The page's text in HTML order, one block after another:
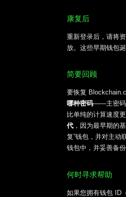
康复后
重新登录后，请将
放。这些早期钱包
简要回顾
要恢复
哪种密码——主密码
比单纯的计算速度
代 ，因为最早期的
复”钱包，并对主
钱包中，并妥善备份
何时寻求帮助
如果您拥有钱包 ID